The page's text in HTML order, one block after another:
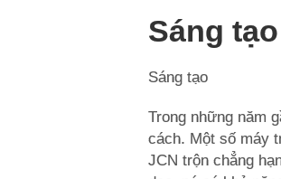
Sáng tạo
Sáng tạo
Trong những năm
cách. Một số máy
JCN trộn chẳng